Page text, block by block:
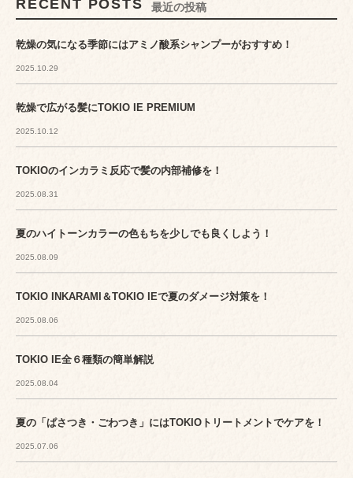
RECENT POSTS 最近の投稿
乾燥の気になる季節にはアミノ酸系シャンプーがおすすめ！
2025.10.29
乾燥で広がる髪にTOKIO IE PREMIUM
2025.10.12
TOKIOのインカラミ反応で髪の内部補修を！
2025.08.31
夏のハイトーンカラーの色もちを少しでも良くしよう！
2025.08.09
TOKIO INKARAMI＆TOKIO IEで夏のダメージ対策を！
2025.08.06
TOKIO IE全６種類の簡単解説
2025.08.04
夏の「ぱさつき・ごわつき」にはTOKIOトリートメントでケアを！
2025.07.06